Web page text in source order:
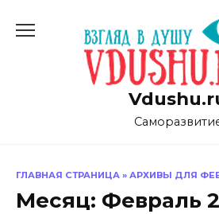
содержанию
ГЛАВНАЯ СТРАНИЦА » АРХИВЫ ДЛЯ
Месяц: Февраль